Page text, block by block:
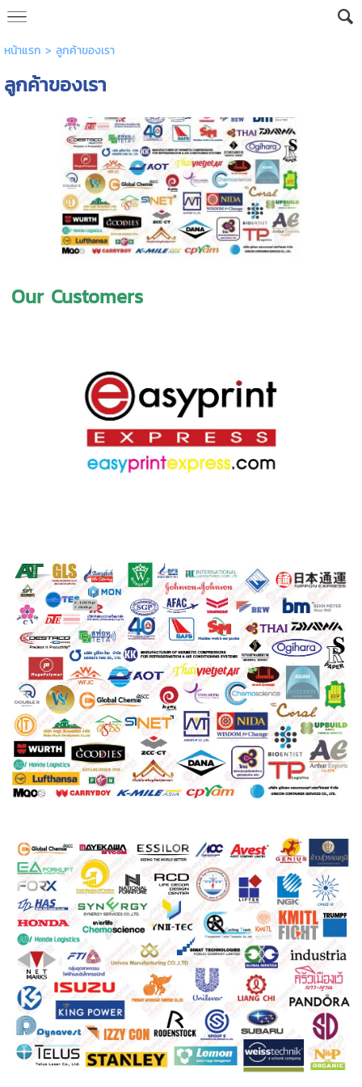
หน้าแรก > ลูกค้าของเรา
ลูกค้าของเรา
Our Customers